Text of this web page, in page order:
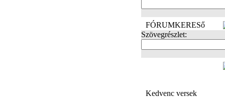
FÓRUMKERESő
Szövegrészlet:
Kedvenc versek